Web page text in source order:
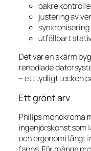
bakre
justering av
utfällbart
Det var en skärm
renodlade
– ett tydligt tecken
Ett grönt arv
Philips monokroma
ingenjörskonst som
och ergonomi långt